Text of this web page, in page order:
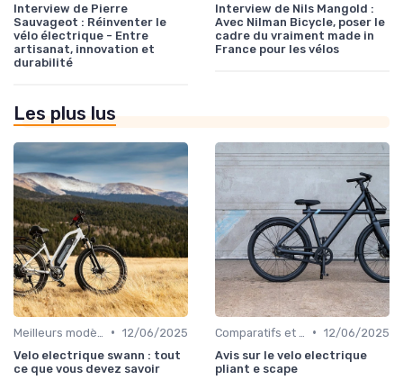
Interview de Pierre
Sauvageot : Réinventer le
vélo électrique - Entre
artisanat, innovation et
durabilité
Interview de Nils Mangold :
Avec Nilman Bicycle, poser le
cadre du vraiment made in
France pour les vélos
Les plus lus
• 12/06/2025
Velo electrique swann : tout
ce que vous devez savoir
• 12/06/2025
Avis sur le velo electrique
pliant e scape